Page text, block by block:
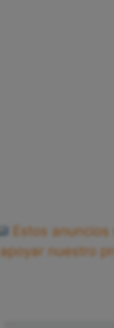
Estos
apoyar nuestro